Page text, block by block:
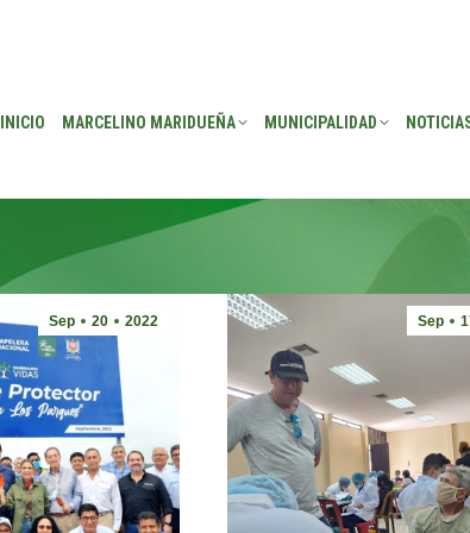
INICIO MARCELINO MARIDUEÑA MUNICIPALIDAD
Sep 20 2022 Sep